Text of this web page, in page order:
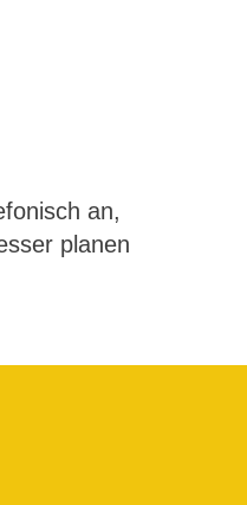
an,
planen